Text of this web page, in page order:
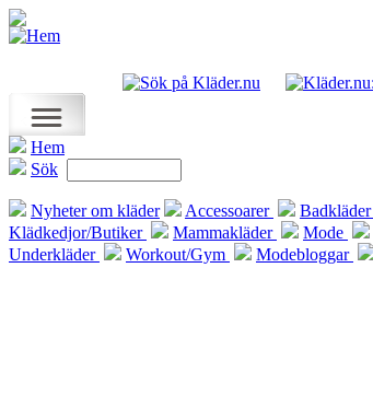
Hem
Sök
Nyheter om kläder Accessoarer Badkläder
Klädkedjor/Butiker
Mammakläder Mode
Underkläder
Workout/Gym Modebloggar